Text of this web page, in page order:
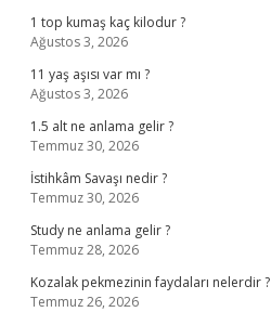
1 top kumaş kaç kilodur ?
Ağustos 3, 2026
11 yaş aşısı var mı ?
Ağustos 3, 2026
1.5 alt ne anlama gelir ?
Temmuz 30, 2026
İstihkâm Savaşı nedir ?
Temmuz 30, 2026
Study ne anlama gelir ?
Temmuz 28, 2026
Kozalak pekmezinin faydaları nelerdir ?
Temmuz 26, 2026